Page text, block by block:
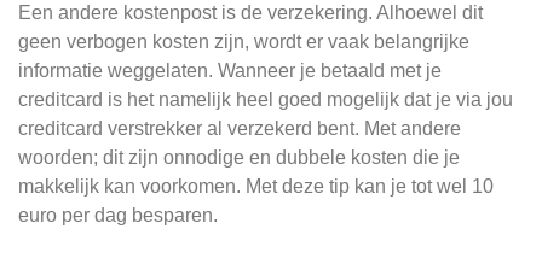
Een andere kostenpost is de verzekering. Alhoewel dit
geen verbogen kosten zijn, wordt er vaak belangrijke
informatie weggelaten. Wanneer je betaald met je
creditcard is het namelijk heel goed mogelijk dat je via jou
creditcard verstrekker al verzekerd bent. Met andere
woorden; dit zijn onnodige en dubbele kosten die je
makkelijk kan voorkomen. Met deze tip kan je tot wel 10
euro per dag besparen.